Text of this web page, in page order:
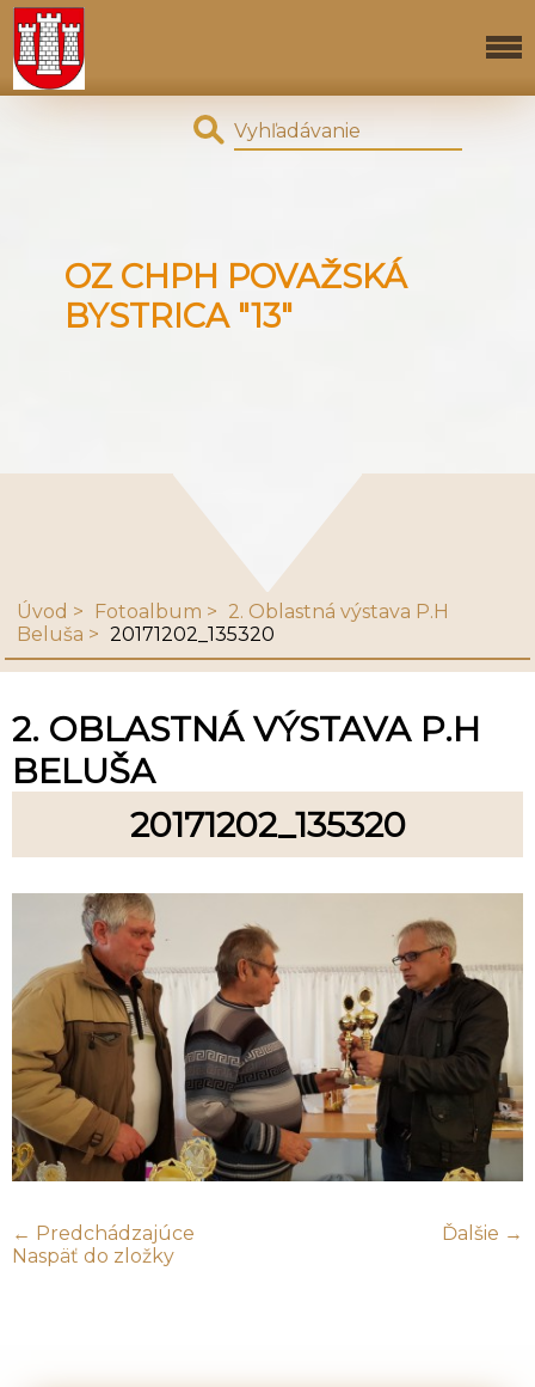
OZ CHPH POVAŽSKÁ
BYSTRICA "13"
Úvod Fotoalbum
2. Oblastná výstava P.H
Beluša
20171202_135320
2. OBLASTNÁ VÝSTAVA P.H
BELUŠA
20171202_135320
← Predchádzajúce
Ďalšie →
Naspäť do zložky